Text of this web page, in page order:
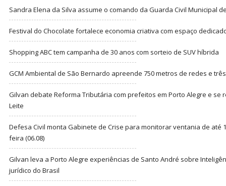
Sandra Elena da Silva assume o comando da Guarda Civil Municipal
Festival do Chocolate fortalece economia criativa com espaço
Shopping ABC tem campanha de 30 anos com sorteio de SUV híbrida
GCM Ambiental de São Bernardo apreende 750 metros de redes e
Gilvan debate Reforma Tributária com prefeitos em Porto Alegre e se
Leite
Defesa Civil monta Gabinete de Crise para monitorar ventania de até
feira (06.08)
Gilvan leva a Porto Alegre experiências de Santo André sobre
jurídico do Brasil